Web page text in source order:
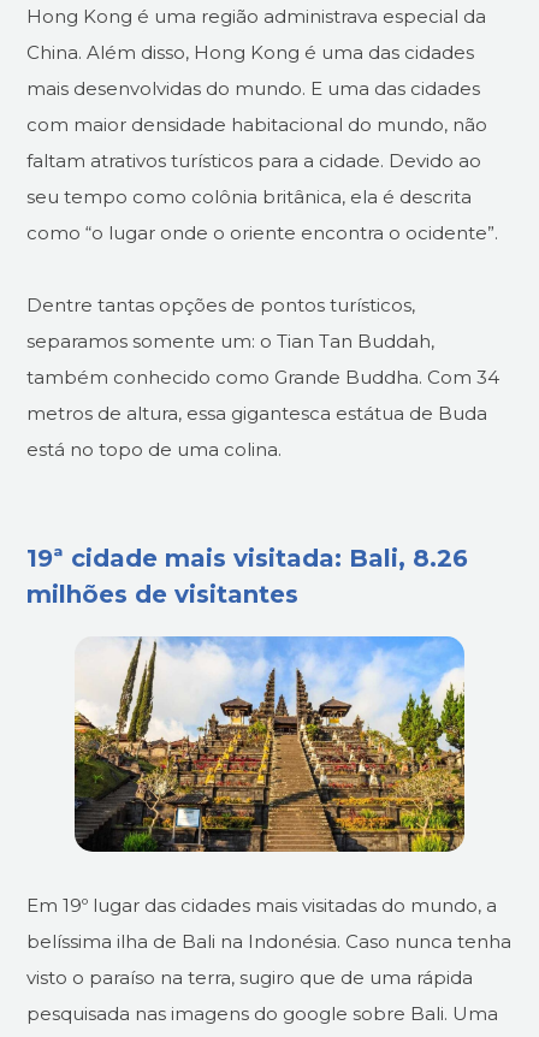
Hong Kong é uma região administrava especial da
China. Além disso, Hong Kong é uma das cidades
mais desenvolvidas do mundo. E uma das cidades
com maior densidade habitacional do mundo, não
faltam atrativos turísticos para a cidade. Devido ao
seu tempo como colônia britânica, ela é descrita
como “o lugar onde o oriente encontra o ocidente”.
Dentre tantas opções de pontos turísticos,
separamos somente um: o Tian Tan Buddah,
também conhecido como Grande Buddha. Com 34
metros de altura, essa gigantesca estátua de Buda
está no topo de uma colina.
19ª cidade mais visitada: Bali, 8.26
milhões de visitantes
Em 19º lugar das cidades mais visitadas do mundo, a
belíssima ilha de Bali na Indonésia. Caso nunca tenha
visto o paraíso na terra, sugiro que de uma rápida
pesquisada nas imagens do google sobre Bali. Uma